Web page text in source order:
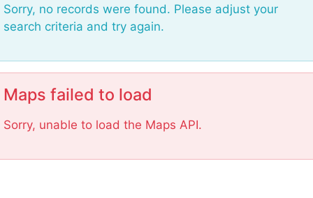
Sorry, no records were found. Please adjust your
search criteria and try again.
Maps failed to load
Sorry, unable to load the Maps API.